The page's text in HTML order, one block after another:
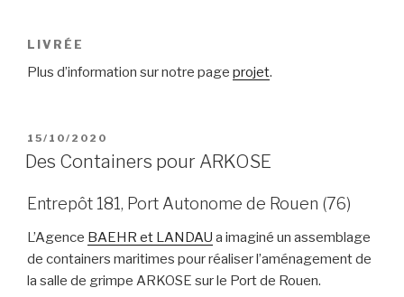
LIVRÉE
Plus d’information sur notre page projet.
PUBLIÉ
LE
15/10/2020
Des Containers pour ARKOSE
Entrepôt 181, Port Autonome de Rouen (76)
L’Agence BAEHR et LANDAU a imaginé un assemblage
de containers maritimes pour réaliser l’aménagement de
la salle de grimpe ARKOSE sur le Port de Rouen.